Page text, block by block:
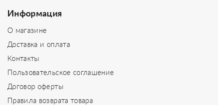
Информация
О магазине
Доставка и оплата
Контакты
Пользовательское соглашение
Договор оферты
Правила возврата товара